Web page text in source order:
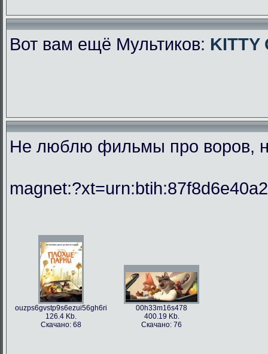
Вот вам ещё Мультиков: KITTY
Не люблю фильмы про воров,
ouzps6gvstp9s6ezui56gh6ri
126.4 Kb.
Скачано: 68
00h33m16s478
400.19 Kb.
Скачано: 76